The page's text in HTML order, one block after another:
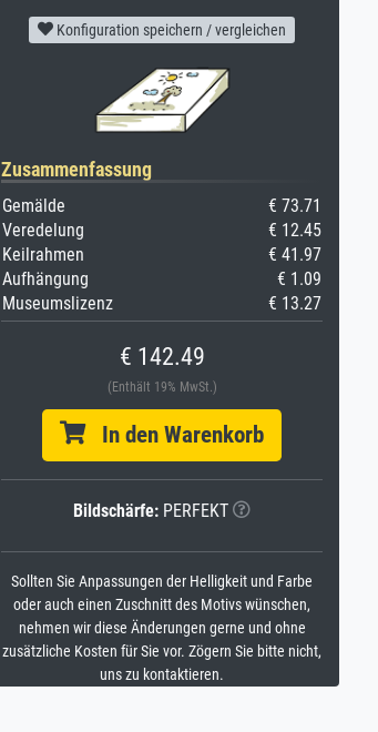
Konfiguration speichern / vergleichen
Zusammenfassung
Gemälde
€ 73.71
Veredelung
€ 12.45
Keilrahmen
€ 41.97
Aufhängung
€ 1.09
Museumslizenz
€ 13.27
€ 142.49
(Enthält 19% MwSt.)
In den Warenkorb
Bildschärfe: PERFEKT
Sollten Sie Anpassungen der Helligkeit und Farbe
oder auch einen Zuschnitt des Motivs wünschen,
nehmen wir diese Änderungen gerne und ohne
zusätzliche Kosten für Sie vor. Zögern Sie bitte nicht,
uns zu kontaktieren.